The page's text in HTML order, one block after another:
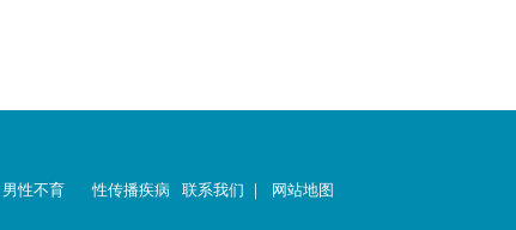
男性不育 性传播疾病 联系我们 ｜ 网站地图